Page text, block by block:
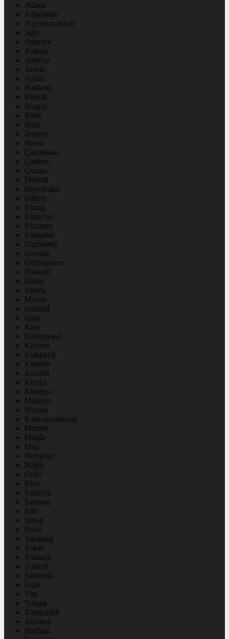
Adana
Adıyaman
Afyonkarahisar
Ağrı
Amasya
Ankara
Antalya
Artvin
Aydın
Balıkesir
Bilecik
Bingöl
Bitlis
Bolu
Burdur
Bursa
Çanakkale
Çankırı
Çorum
Denizli
Diyarbakır
Edirne
Elazığ
Erzincan
Erzurum
Eskişehir
Gaziantep
Giresun
Gümüşhane
Hakkâri
Hatay
Isparta
Mersin
istanbul
izmir
Kars
Kastamonu
Kayseri
Kırklareli
Kırşehir
Kocaeli
Konya
Kütahya
Malatya
Manisa
Kahramanmaraş
Mardin
Muğla
Muş
Nevşehir
Niğde
Ordu
Rize
Sakarya
Samsun
Siirt
Sinop
Sivas
Tekirdağ
Tokat
Trabzon
Tunceli
Şanlıurfa
Uşak
Van
Yozgat
Zonguldak
Aksaray
Bayburt